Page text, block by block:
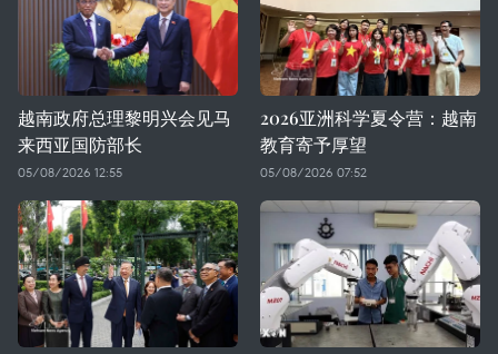
越南政府总理黎明兴会见马
来西亚国防部长
05/08/2026 12:55
2026亚洲科学夏令营：越南
教育寄予厚望
05/08/2026 07:52